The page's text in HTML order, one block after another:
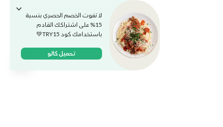
لا تفوت الخصم الحصري بنسبة
15% على اشتراكك القادم
باستخدامك كود TRY15💚
تحميل كالو